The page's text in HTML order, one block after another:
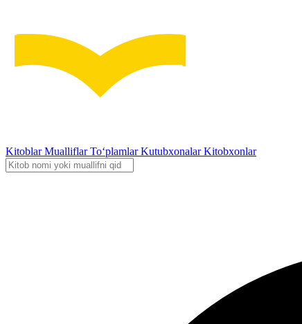
KitoblarMualliflarTo‘plamlarKutubxonalarKitobxonlar